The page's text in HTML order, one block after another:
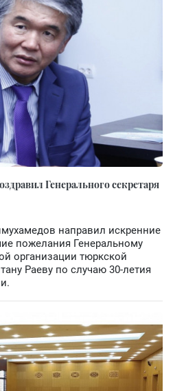
Генерального секретаря
направил искренние
пожелания Генеральному
организации тюркской
Раеву по случаю 30-летия